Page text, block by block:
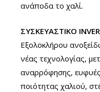
ανάποδα το χαλί.
ΣΥΣΚΕΥΑΣΤΙΚΟ
Εξολοκλήρου
νέας τεχνολογίας,
αναρρόφησης,
ποιότητας χαλιού,